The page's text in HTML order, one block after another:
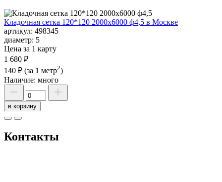
Кладочная сетка 120*120 2000х6000 ф4,5 в Москве
артикул: 498345
диаметр: 5
Цена за 1 карту
1 680 ₽
140 ₽ (за 1 метр2)
Наличие: много
в корзину
Контакты